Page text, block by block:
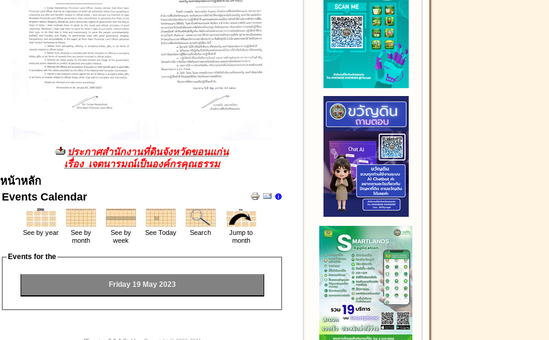
ประกาศสำนักงานที่ดินจังหวัดขอนแก่น
เรื่อง เจตนารมณ์เป็นองค์กรคุณธรรม
หน้าหลัก
Events Calendar
See by year
See by
month
See by
week
See Today Search
Jump to
month
Events for the
Friday 19 May 2023